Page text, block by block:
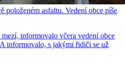
položeném asfaltu. Vedení obce píše
informovalo včera vedení obce
informovalo, s jakými řidiči se už